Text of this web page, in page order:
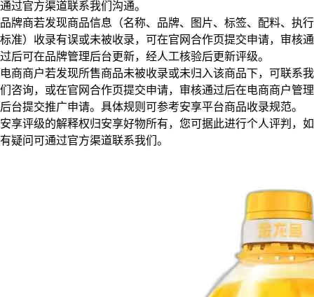
通过官方渠道联系我们沟通。
品牌商若发现商品信息（名称、品牌、图片、标签、配料、执行
标准）收录有误或未被收录，可在官网合作页提交申请，审核通
过后可在品牌管理后台更新，经人工核验后更新评级。
电商商户若发现所售商品未被收录或未归入该商品下，可联系我
们咨询，或在官网合作页提交申请，审核通过后在电商商户管理
后台提交推广申请。具体规则可参考安享平台商品收录规范。
安享评级的解释权归安享好物所有，您可据此进行个人评判，如
有疑问可通过官方渠道联系我们。